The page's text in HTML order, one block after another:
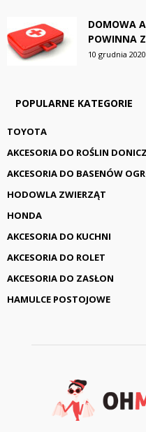
DOMOWA
POWINNA
10 grudnia 2020
POPULARNE KATEGORIE
TOYOTA
AKCESORIA DO ROŚLIN
AKCESORIA DO BASENÓW
HODOWLA ZWIERZĄT
HONDA
AKCESORIA DO KUCHNI
AKCESORIA DO ROLET
AKCESORIA DO ZASŁON
HAMULCE POSTOJOWE